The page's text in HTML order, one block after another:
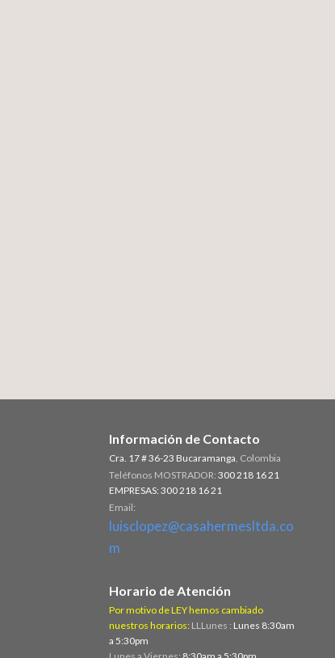
Información de Contacto
Cra. 17 # 36-23 Bucaramanga, Colombia
Teléfonos MOSTRADOR: 300 218 16 21
EMPRESAS: 300 218 16 21
Email:
luisclopez@casahermesltda.co
m
Horario de Atención
Por motivo de LEY hemos cambiado
nuestros horarios: LLLunes : Lunes 8:30am
a 5:30pm